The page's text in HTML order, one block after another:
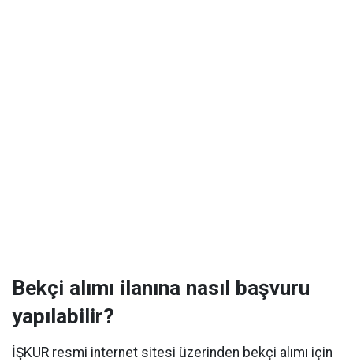
Bekçi alımı ilanına nasıl başvuru
yapılabilir?
İŞKUR resmi internet sitesi üzerinden bekçi alımı için